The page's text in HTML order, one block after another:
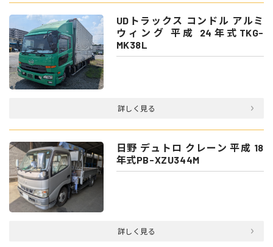
UDトラックス コンドル アルミ
ウィング 平成 24年式TKG-
MK38L
詳しく見る
日野 デュトロ クレーン 平成 18
年式PB-XZU344M
詳しく見る